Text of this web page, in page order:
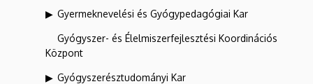
Gyermeknevelési és Gyógypedagógiai Kar
Gyógyszer- és Élelmiszerfejlesztési Koordinációs
Központ
Gyógyszerésztudományi Kar